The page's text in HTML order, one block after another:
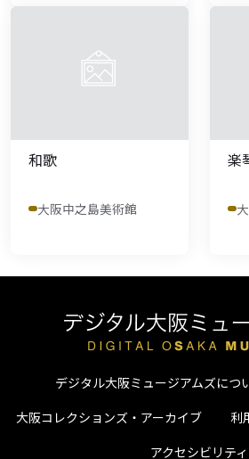
和歌
大阪中之島美術館
楽
デジタル大阪ミュージアムズにつ
大阪コレクションズ・アーカイブ
利
アクセシビリティ